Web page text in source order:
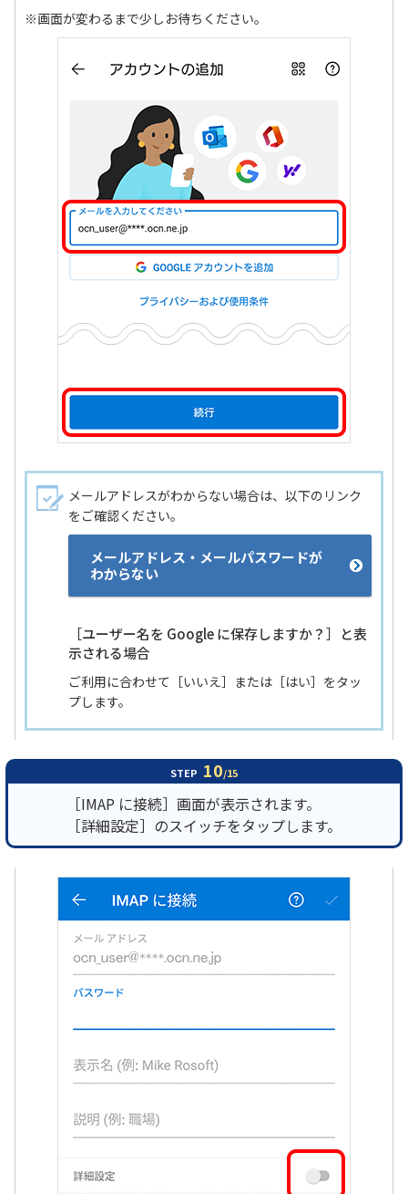
※画面が変わるまで少しお待ちください。
メールアドレスがわからない場合は、以下のリンク
をご確認ください。
メールアドレス・メールパスワードが
わからない
［ユーザー名を Google に保存しますか？］と表
示される場合
ご利用に合わせて［いいえ］または［はい］をタッ
プします。
STEP 10/15
［IMAP に接続］画面が表示されます。
［詳細設定］のスイッチをタップします。